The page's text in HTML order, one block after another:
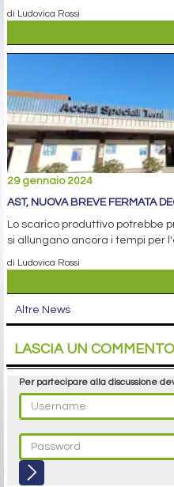
di Ludovica Rossi
29 gennaio 2024
AST, NUOVA BREVE FERMATA
Lo scarico produttivo potrebbe
si allungano ancora i tempi per
di Ludovica Rossi
Altre News
LASCIA UN COMMENTO
Per partecipare alla discussione